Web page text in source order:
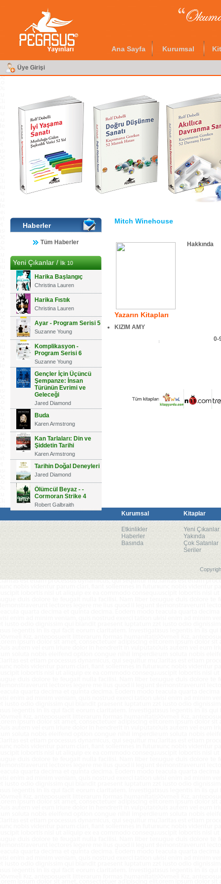
Ana Sayfa Kurumsal
Üye Girişi
Haberler
Tüm Haberler
Yeni Çıkanlar /İlk 10
Harika Başlangıç
Christina Lauren
Harika Fıstık
Christina Lauren
Ayar - Program Serisi 5
Suzanne Young
Komplikasyon -
Program Serisi 6
Suzanne Young
Gençler İçin Üçüncü
Şempanze: İnsan
Türünün Evrimi ve
Geleceği
Jared Diamond
Buda
Karen Armstrong
Kan Tarlaları: Din ve
Şiddetin Tarihi
Karen Armstrong
Tarihin Doğal Deneyleri
Jared Diamond
Ölümcül Beyaz - -
Cormoran Strike 4
Robert Galbraith
Mitch Winehouse
Hakkında
Yazarın Kitapları
KIZIM AMY
0-
Kurumsal Kitaplar
Etkinlikler
Haberler
Basında
Yeni Çıkanlar
Yakında
Çok Satanlar
Seriler